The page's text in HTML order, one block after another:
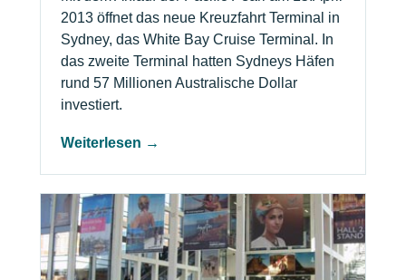
2013 öffnet das neue Kreuzfahrt Terminal in
Sydney, das White Bay Cruise Terminal. In
das zweite Terminal hatten Sydneys Häfen
rund 57 Millionen Australische Dollar
investiert.
Weiterlesen →